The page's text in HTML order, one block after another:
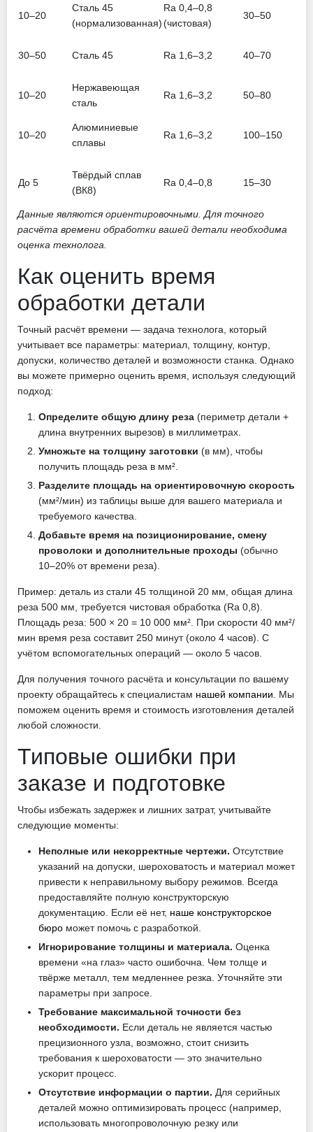
10–20
Сталь 45
(нормализованная)
Ra 0,4–0,8
(чистовая)
30–50
30–50 Сталь 45 Ra 1,6–3,2 40–70
10–20
Нержавеющая
сталь
Ra 1,6–3,2 50–80
10–20
Алюминиевые
сплавы
Ra 1,6–3,2 100–150
До 5
Твёрдый сплав
(ВК8)
Ra 0,4–0,8 15–30
Данные являются ориентировочными. Для точного
расчёта времени обработки вашей детали необходима
оценка технолога.
Как оценить время
обработки детали
Точный расчёт времени — задача технолога, который
учитывает все параметры: материал, толщину, контур,
допуски, количество деталей и возможности станка. Однако
вы можете примерно оценить время, используя следующий
подход:
Определите общую длину реза (периметр детали +
длина внутренних вырезов) в миллиметрах.
Умножьте на толщину заготовки (в мм), чтобы
получить площадь реза в мм².
Разделите площадь на ориентировочную скорость
(мм²/мин) из таблицы выше для вашего материала и
требуемого качества.
Добавьте время на позиционирование, смену
проволоки и дополнительные проходы (обычно
10–20% от времени реза).
Пример: деталь из стали 45 толщиной 20 мм, общая длина
реза 500 мм, требуется чистовая обработка (Ra 0,8).
Площадь реза: 500 × 20 = 10 000 мм². При скорости 40 мм²/
мин время реза составит 250 минут (около 4 часов). С
учётом вспомогательных операций — около 5 часов.
Для получения точного расчёта и консультации по вашему
проекту обращайтесь к специалистам нашей компании . Мы
поможем оценить время и стоимость изготовления деталей
любой сложности.
Типовые ошибки при
заказе и подготовке
Чтобы избежать задержек и лишних затрат, учитывайте
следующие моменты:
Неполные или некорректные чертежи. Отсутствие
указаний на допуски, шероховатость и материал может
привести к неправильному выбору режимов. Всегда
предоставляйте полную конструкторскую
документацию. Если её нет, наше конструкторское
бюро может помочь с разработкой.
Игнорирование толщины и материала. Оценка
времени «на глаз» часто ошибочна. Чем толще и
твёрже металл, тем медленнее резка. Уточняйте эти
параметры при запросе.
Требование максимальной точности без
необходимости. Если деталь не является частью
прецизионного узла, возможно, стоит снизить
требования к шероховатости — это значительно
ускорит процесс.
Отсутствие информации о партии. Для серийных
деталей можно оптимизировать процесс (например,
использовать многопроволочную резку или